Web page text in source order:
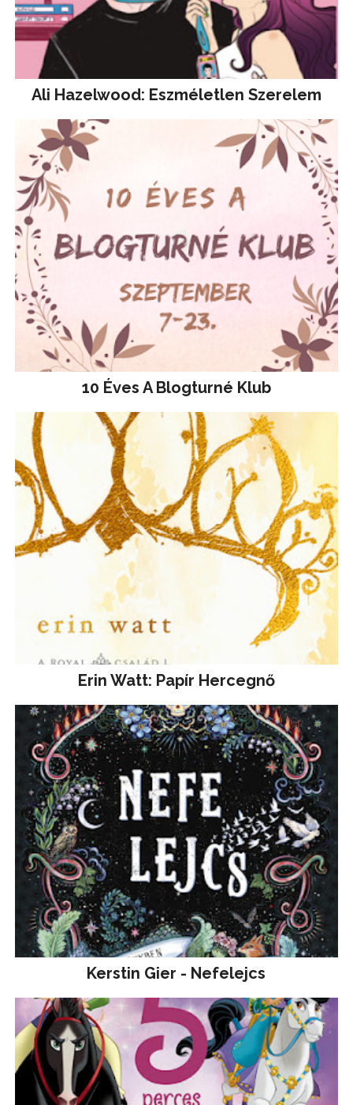
Ali Hazelwood: Eszméletlen Szerelem
10 Éves A Blogturné Klub
Erin Watt: Papír Hercegnő
Kerstin Gier - Nefelejcs